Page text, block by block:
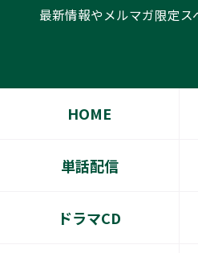
最新情報やメルマガ限定ス
HOME
単話配信
ドラマCD